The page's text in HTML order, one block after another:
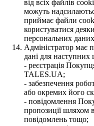
від всіх файлів
можуть
приймає файли
користуватися
персональних даних
Адміністратор має
дані для наступних
- реєстрація
TALES.UA;
- забезпечення
або окремих його
- повідомлення
пропозиції шляхом
повідомлень тощо;